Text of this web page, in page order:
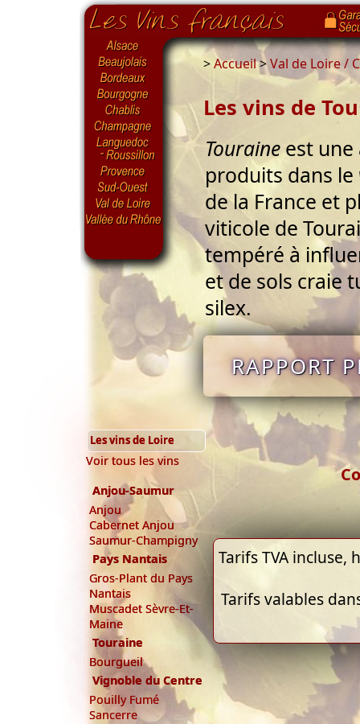
>Accueil>Val de Loire /
Les vins de
Touraineest une
produits dans le
de la France et
viticole de
tempéré à
et de sols craie
silex.
RAPPORT
Les vins de Loire
Voir tous les vins
Anjou-Saumur
Anjou
Cabernet Anjou
Saumur-Champigny
Pays Nantais
Gros-Plant du Pays
Nantais
Muscadet Sèvre-Et-
Maine
Touraine
Bourgueil
Vignoble du Centre
Pouilly Fumé
Sancerre
Tarifs TVA
Tarifs valables